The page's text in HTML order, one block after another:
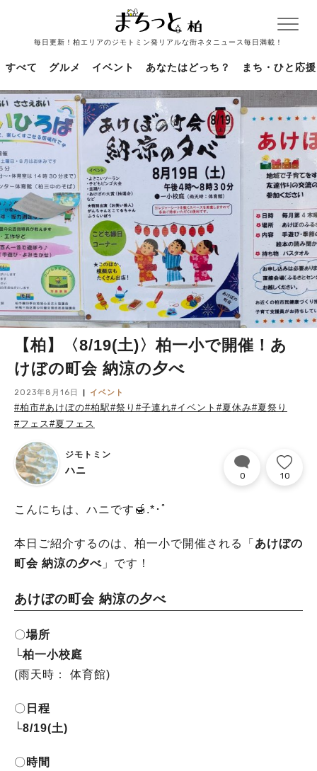
毎日更新！柏エリアのジモトミン発リアルな街ネタニュース毎日満載！
すべて グルメ イベント あなたはどっち？ まち・ひと応援
【柏】〈8/19(土)〉柏一小で開催！あ
けぼの町会 納涼の夕べ
2023年8月16日 イベント
#柏市#あけぼの#柏駅#祭り #子連れ#イベント #夏休み#夏祭り
#フェス#夏フェス
ジモトミン
ハニ 0 10
こんにちは、ハニです🍯.*･ﾟ
本日ご紹介するのは、柏一小で開催される「 あけぼの
町会 納涼の夕べ 」です！
あけぼの町会 納涼の夕べ
〇場所
└柏一小校庭
(雨天時： 体育館)
〇 日程
└8/19(土)
〇 時間